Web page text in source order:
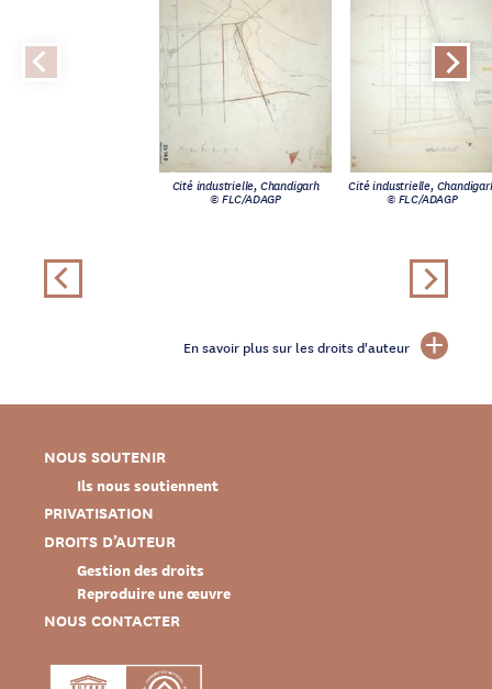
Cité industrielle, Chandigarh
© FLC/ADAGP
Cité industrielle,
© FLC/ADAGP
En savoir plus sur les droits d'auteur
NOUS SOUTENIR
Ils nous soutiennent
PRIVATISATION
DROITS D’AUTEUR
Gestion des droits
Reproduire une œuvre
NOUS CONTACTER